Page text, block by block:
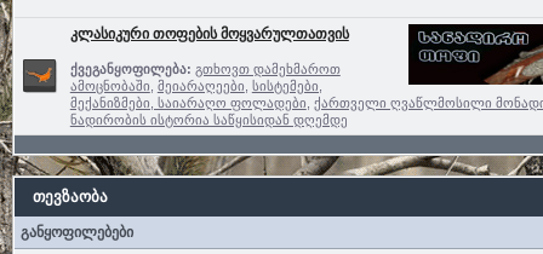
კლასიკური თოფების მოყვარულთათვის
ქვეგანყოფილება: გთხოვთ დამეხმაროთ
ამოცნობაში მეიარაღეები სისტემები,
მექანიზმები, საიარაღო ფოლადები ქართველი ღვაწლმოსილი
ნადირობის ისტორია საწყისიდან დღემდე
თევზაობა
განყოფილებები